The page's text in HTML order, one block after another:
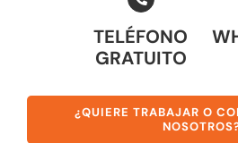
TELÉFONO
GRATUITO
¿QUIERE TRABAJAR O